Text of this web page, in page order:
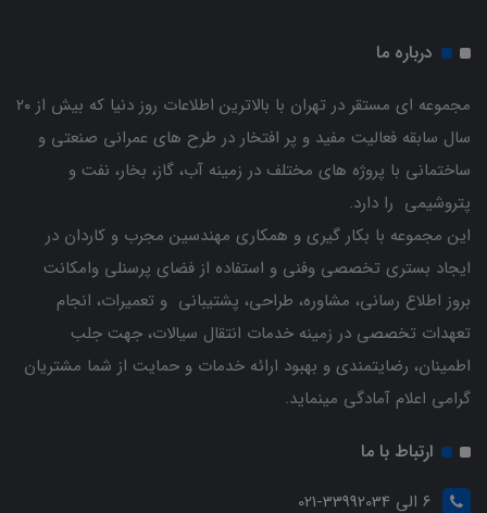
درباره ما
مجموعه ای مستقر در تهران با بالاترین اطلاعات روز دنیا که بیش از ۲۰
سال سابقه فعالیت مفید و پر افتخار در طرح های عمرانی صنعتی و
ساختمانی با پروژه های مختلف در زمینه آب، گاز، بخار، نفت و
پتروشیمی را دارد.
این مجموعه با بکار گیری و همکاری مهندسین مجرب و کاردان ‌در
ایجاد بستری تخصصی وفنی و استفاده از فضای پرسنلی وامکانت
بروز اطلاع رسانی، مشاوره، طراحی، پشتیبانی و تعمیرات، انجام
تعهدات تخصصی در زمینه خدمات انتقال سیالات، جهت جلب
اطمینان، رضایتمندی و بهبود ارائه خدمات و حمایت از شما مشتریان
گرامی اعلام آمادگی مینماید.
ارتباط با ما
6 الی 33992034-021